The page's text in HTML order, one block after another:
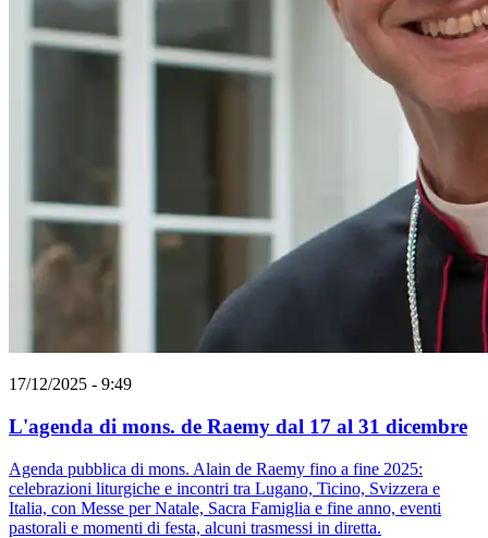
17/12/2025 - 9:49
L'agenda di mons. de Raemy dal 17 al 31 dicembre
Agenda pubblica di mons. Alain de Raemy fino a fine 2025:
celebrazioni liturgiche e incontri tra Lugano, Ticino, Svizzera e
Italia, con Messe per Natale, Sacra Famiglia e fine anno, eventi
pastorali e momenti di festa, alcuni trasmessi in diretta.